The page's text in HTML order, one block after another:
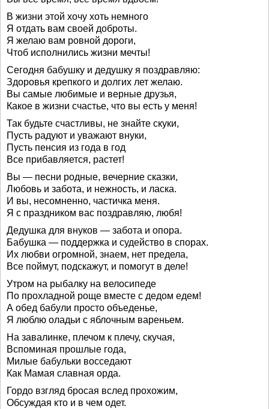
В жизни этой хочу хоть немного
Я отдать вам своей доброты.
Я желаю вам ровной дороги,
Чтоб исполнились жизни мечты!
Сегодня бабушку и дедушку я поздравляю:
Здоровья крепкого и долгих лет желаю.
Вы самые любимые и верные друзья,
Какое в жизни счастье, что вы есть у меня!
Так будьте счастливы, не знайте скуки,
Пусть радуют и уважают внуки,
Пусть пенсия из года в год
Все прибавляется, растет!
Вы — песни родные, вечерние сказки,
Любовь и забота, и нежность, и ласка.
И вы, несомненно, частичка меня.
Я с праздником вас поздравляю, любя!
Дедушка для внуков — забота и опора.
Бабушка — поддержка и судейство в спорах.
Их любви огромной, знаем, нет предела,
Все поймут, подскажут, и помогут в деле!
Утром на рыбалку на велосипеде
По прохладной роще вместе с дедом едем!
А обед бабули просто объеденье,
Я люблю оладьи с яблочным вареньем.
На завалинке, плечом к плечу, скучая,
Вспоминая прошлые года,
Милые бабульки восседают
Как Мамая славная орда.
Гордо взгляд бросая вслед прохожим,
Обсуждая кто и в чем одет.